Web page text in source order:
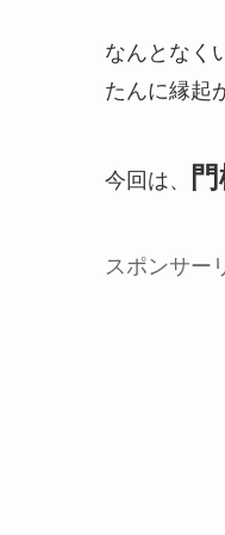
なんとなく
たんに縁起
今回は、
スポンサー